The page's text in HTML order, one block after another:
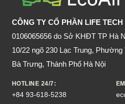
RƯỢU
BIA
MỖI
CÔNG TY CỔ PHẦN LIFE
0106065656 do Sở KHĐT TP Hà
10/22 ngõ 230 Lạc Trung,
Bà Trưng, Thành Phố Hà Nội
HOTLINE 24/7:
+84 93-618-5238